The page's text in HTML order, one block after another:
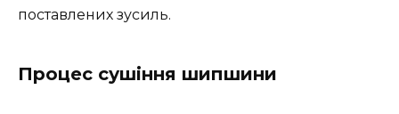
поставлених зусиль.
Процес сушіння шипшини